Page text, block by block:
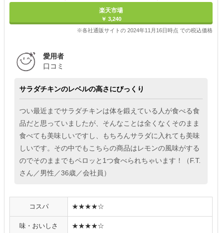
楽天市場
￥ 3,240
※各社通販サイトの 2024年11月16日時点 での税込価格
愛用者
口コミ
サラダチキンのレベルの高さにびっくり
つい最近までサラダチキンは体を鍛えている人が食べる食
品だと思っていましたが、そんなことは全くなくそのまま
食べても美味しいですし、もちろんサラダに入れても美味
しいです。その中でもこちらの商品はレモンの風味がする
のでそのままでもペロッと1つ食べられちゃいます！（F.T.
さん／男性／36歳／会社員）
コスパ ★★★★☆
味・おいしさ ★★★★☆